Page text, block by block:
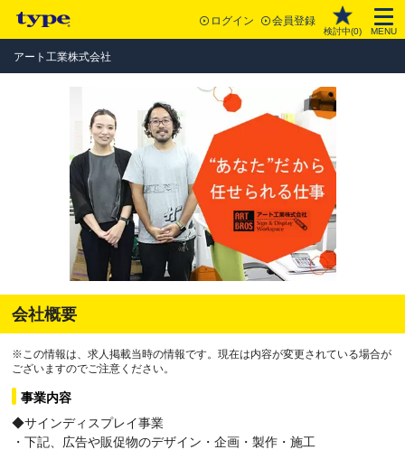
ログイン 会員登録
検討中(0) MENU
アート工業株式会社
会社概要
※この情報は、求人掲載当時の情報です。現在は内容が変更されている場合が
ございますのでご注意ください。
事業内容
◆サインディスプレイ事業
・下記、広告や販促物のデザイン・企画・製作・施工